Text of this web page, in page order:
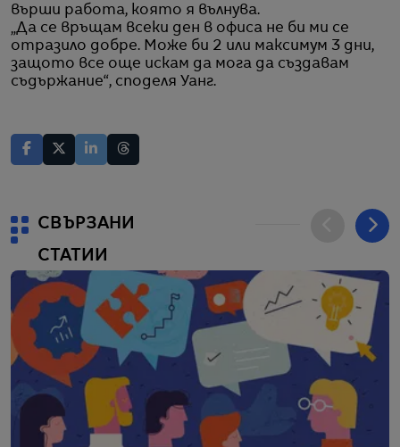
върши работа, която я вълнува.
„Да се връщам всеки ден в офиса не би ми се
отразило добре. Може би 2 или максимум 3 дни,
защото все още искам да мога да създавам
съдържание“, споделя Уанг.
СВЪРЗАНИ
СТАТИИ